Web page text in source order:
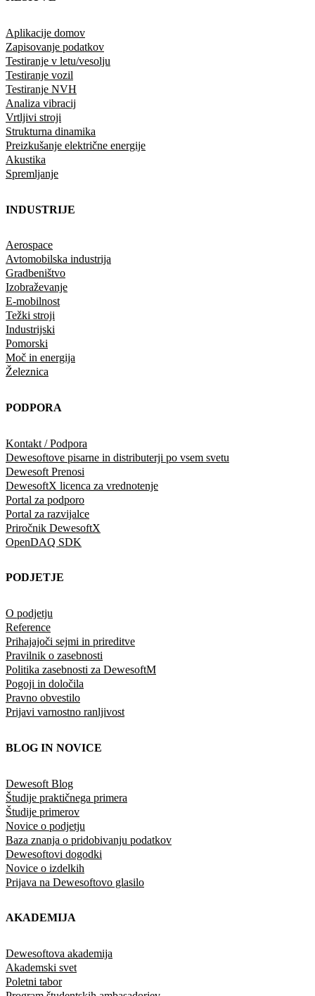
Aplikacije domov
Zapisovanje podatkov
Testiranje v letu/vesolju
Testiranje vozil
Testiranje NVH
Analiza vibracij
Vrtljivi stroji
Strukturna dinamika
Preizkušanje električne energije
Akustika
Spremljanje
INDUSTRIJE
Aerospace
Avtomobilska industrija
Gradbeništvo
Izobraževanje
E-mobilnost
Težki stroji
Industrijski
Pomorski
Moč in energija
Železnica
PODPORA
Kontakt / Podpora
Dewesoftove pisarne in distributerji po vsem svetu
Dewesoft Prenosi
DewesoftX licenca za vrednotenje
Portal za podporo
Portal za razvijalce
Priročnik DewesoftX
OpenDAQ SDK
PODJETJE
O podjetju
Reference
Prihajajoči sejmi in prireditve
Pravilnik o zasebnosti
Politika zasebnosti za DewesoftM
Pogoji in določila
Pravno obvestilo
Prijavi varnostno ranljivost
BLOG IN NOVICE
Dewesoft Blog
Študije praktičnega primera
Študije primerov
Novice o podjetju
Baza znanja o pridobivanju podatkov
Dewesoftovi dogodki
Novice o izdelkih
Prijava na Dewesoftovo glasilo
AKADEMIJA
Dewesoftova akademija
Akademski svet
Poletni tabor